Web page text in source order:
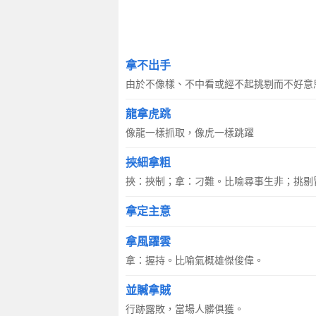
拿不出手
由於不像樣、不中看或經不起挑剔而不好意
龍拿虎跳
像龍一樣抓取，像虎一樣跳躍
挾細拿粗
挾：挾制；拿：刁難。比喻尋事生非；挑剔
拿定主意
拿風躍雲
拿：握持。比喻氣概雄傑俊偉。
並贓拿賊
行跡露敗，當場人髒俱獲。